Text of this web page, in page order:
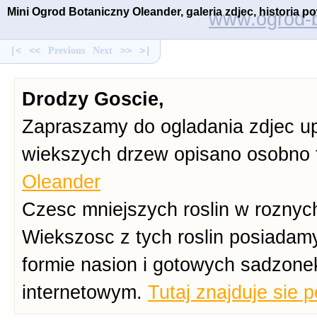
Mini Ogrod Botaniczny Oleander, galeria zdjec, historia
www.ogrod-
|< << Previous Next >> >|
Drodzy Goscie,
Zapraszamy do ogladania zdjec
wiekszych drzew opisano
Oleander
Czesc mniejszych roslin w
Wiekszosc z tych roslin
formie nasion i gotowych
internetowym. Tutaj znajduje sie